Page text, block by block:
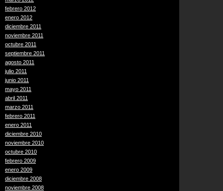
febrero 2012
enero 2012
diciembre 2011
noviembre 2011
octubre 2011
septiembre 2011
agosto 2011
julio 2011
junio 2011
mayo 2011
abril 2011
marzo 2011
febrero 2011
enero 2011
diciembre 2010
noviembre 2010
octubre 2010
febrero 2009
enero 2009
diciembre 2008
noviembre 2008